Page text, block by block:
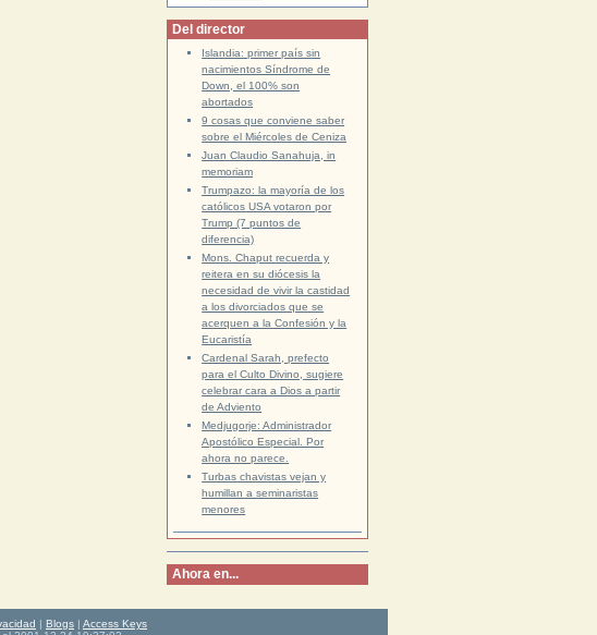
Del director
Islandia: primer país sin
nacimientos Síndrome de
Down, el 100% son
abortados
9 cosas que conviene saber
sobre el Miércoles de Ceniza
Juan Claudio Sanahuja, in
memoriam
Trumpazo: la mayoría de los
católicos USA votaron por
Trump (7 puntos de
diferencia)
Mons. Chaput recuerda y
reitera en su diócesis la
necesidad de vivir la castidad
a los divorciados que se
acerquen a la Confesión y la
Eucaristía
Cardenal Sarah, prefecto
para el Culto Divino, sugiere
celebrar cara a Dios a partir
de Adviento
Medjugorje: Administrador
Apostólico Especial. Por
ahora no parece.
Turbas chavistas vejan y
humillan a seminaristas
menores
Ahora en...
| Blogs | Access Keys